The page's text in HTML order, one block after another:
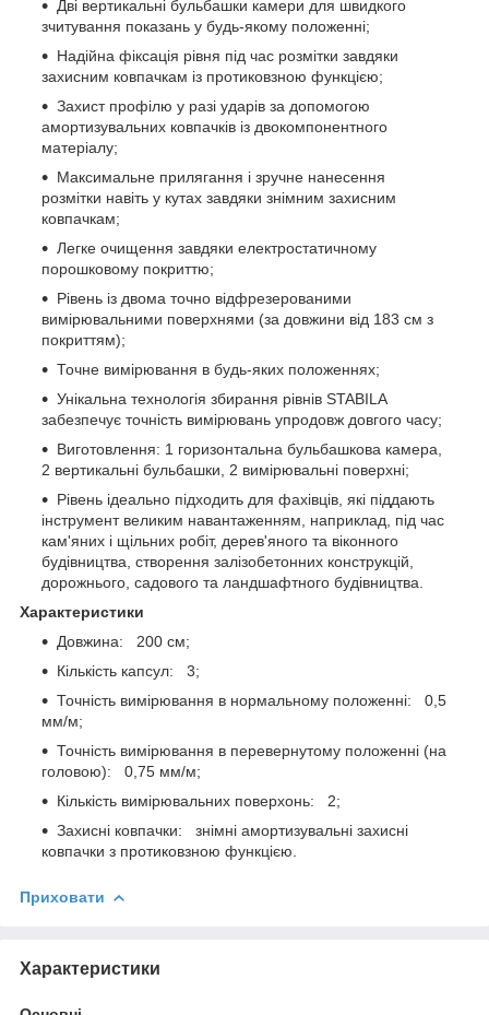
Дві вертикальні бульбашки камери для швидкого
зчитування показань у будь-якому положенні;
Надійна фіксація рівня під час розмітки завдяки
захисним ковпачкам із протиковзною функцією;
Захист профілю у разі ударів за допомогою
амортизувальних ковпачків із двокомпонентного
матеріалу;
Максимальне прилягання і зручне нанесення
розмітки навіть у кутах завдяки знімним захисним
ковпачкам;
Легке очищення завдяки електростатичному
порошковому покриттю;
Рівень із двома точно відфрезерованими
вимірювальними поверхнями (за довжини від 183 см з
покриттям);
Точне вимірювання в будь-яких положеннях;
Унікальна технологія збирання рівнів STABILA
забезпечує точність вимірювань упродовж довгого часу;
Виготовлення: 1 горизонтальна бульбашкова камера,
2 вертикальні бульбашки, 2 вимірювальні поверхні;
Рівень ідеально підходить для фахівців, які піддають
інструмент великим навантаженням, наприклад, під час
кам'яних і щільних робіт, дерев'яного та віконного
будівництва, створення залізобетонних конструкцій,
дорожнього, садового та ландшафтного будівництва.
Характеристики
Довжина: 200 см;
Кількість капсул: 3;
Точність вимірювання в нормальному положенні: 0,5
мм/м;
Точність вимірювання в перевернутому положенні (на
головою): 0,75 мм/м;
Кількість вимірювальних поверхонь: 2;
Захисні ковпачки: знімні амортизувальні захисні
ковпачки з протиковзною функцією.
Приховати
Характеристики